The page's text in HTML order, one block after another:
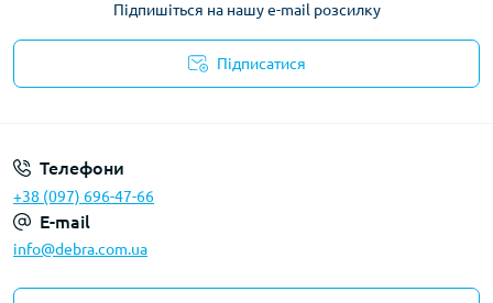
Підпишіться на нашу e-mail розсилку
Підписатися
Телефони
+38 (097) 696-47-66
E-mail
info@debra.com.ua